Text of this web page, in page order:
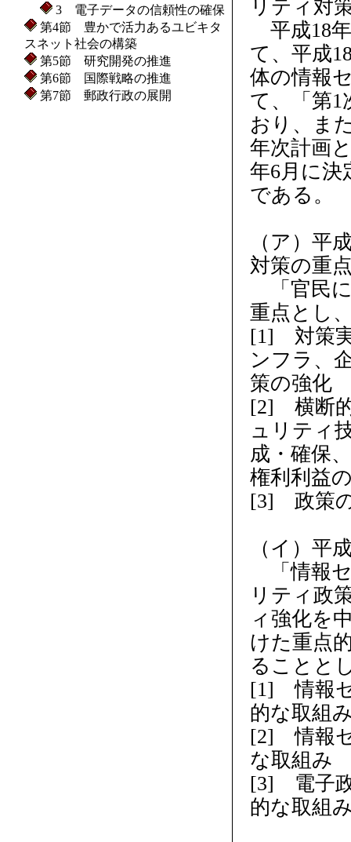
3 電子データの信頼性の確保
第4節 豊かで活力あるユビキタ
スネット社会の構築
第5節 研究開発の推進
第6節 国際戦略の推進
第7節 郵政行政の展開
リティ対
平成18
て、平成
体の情報
て、「第1
おり、ま
年次計画
年6月に決
である。
（ア）平
対策の重
「官民
重点とし
[1] 対策実
ンフラ、
策の強化
[2] 横断
ュリティ
成・確保
権利利益
[3] 政策
（イ）平
「情報
リティ政
ィ強化を
けた重点
ることと
[1] 情報
的な取組
[2] 情報
な取組み
[3] 電子
的な取組